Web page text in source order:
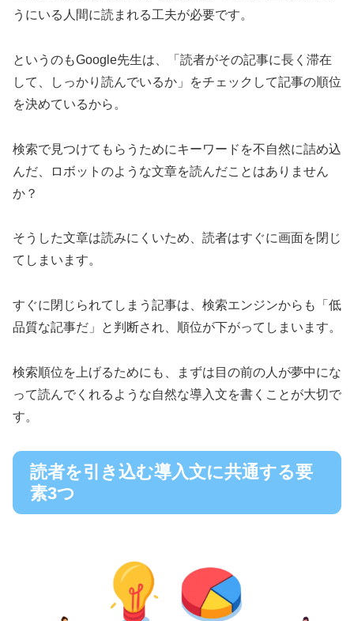
うにいる人間に読まれる工夫が必要です。
というのもGoogle先生は、「読者がその記事に長く滞在
して、しっかり読んでいるか」をチェックして記事の順位
を決めているから。
検索で見つけてもらうためにキーワードを不自然に詰め込
んだ、ロボットのような文章を読んだことはありません
か？
そうした文章は読みにくいため、読者はすぐに画面を閉じ
てしまいます。
すぐに閉じられてしまう記事は、検索エンジンからも「低
品質な記事だ」と判断され、順位が下がってしまいます。
検索順位を上げるためにも、まずは目の前の人が夢中にな
って読んでくれるような自然な導入文を書くことが大切で
す。
読者を引き込む導入文に共通する要
素3つ